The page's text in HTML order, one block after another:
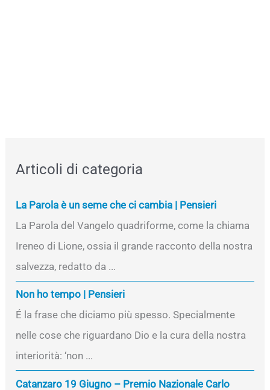
Articoli di categoria
La Parola è un seme che ci cambia | Pensieri
La Parola del Vangelo quadriforme, come la chiama
Ireneo di Lione, ossia il grande racconto della nostra
salvezza, redatto da ...
Non ho tempo | Pensieri
É la frase che diciamo più spesso. Specialmente
nelle cose che riguardano Dio e la cura della nostra
interiorità: ‘non ...
Catanzaro 19 Giugno – Premio Nazionale Carlo